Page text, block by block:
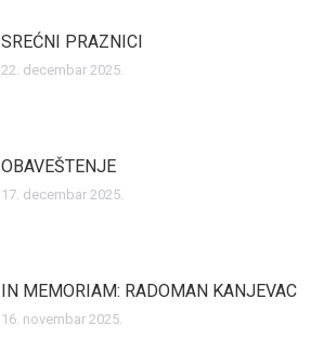
SREĆNI PRAZNICI
22. decembar 2025.
OBAVEŠTENJE
17. decembar 2025.
IN MEMORIAM: RADOMAN KANJEVAC
16. novembar 2025.